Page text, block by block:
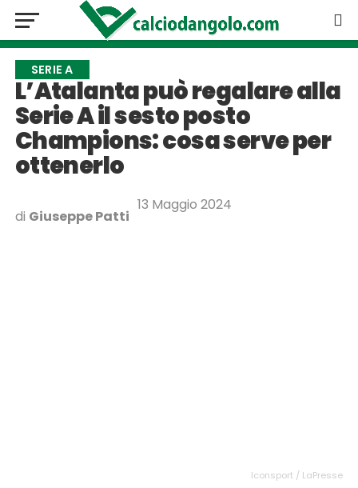
SERIE A
L’Atalanta può regalare alla
Serie A il sesto posto
Champions: cosa serve per
ottenerlo
di Giuseppe Patti
13 Maggio 2024
Iconsport / LaPresse